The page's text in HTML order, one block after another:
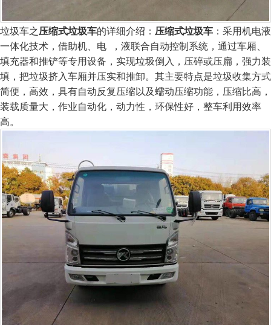
垃圾车之压缩式垃圾车的详细介绍： 压缩式垃圾车 ：采用机电液
一体化技术，借助机、电 ，液联合自动控制系统，通过车厢、
填充器和推铲等专用设备，实现垃圾倒入，压碎或压扁，强力装
填，把垃圾挤入车厢并压实和推卸。其主要特点是垃圾收集方式
简便，高效，具有自动反复压缩以及蠕动压缩功能，压缩比高，
装载质量大，作业自动化，动力性，环保性好，整车利用效率
高。